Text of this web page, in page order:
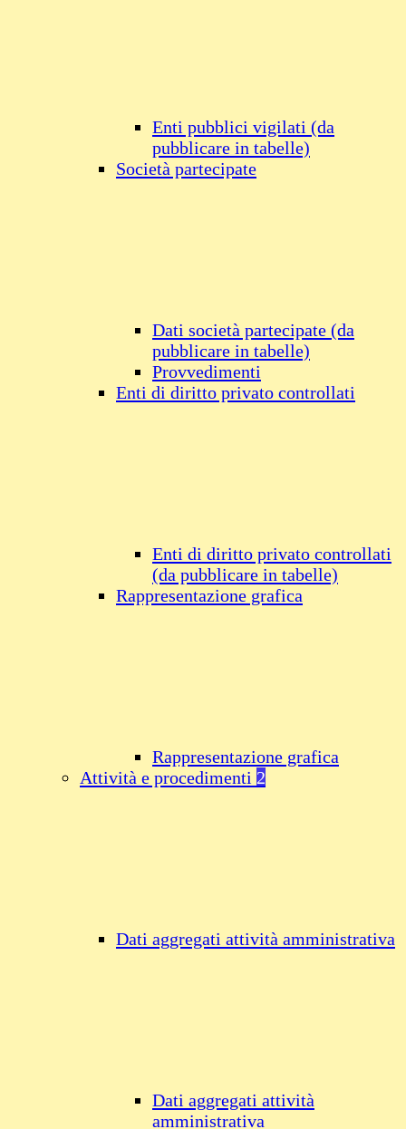
Enti pubblici vigilati (da
pubblicare in tabelle)
Società partecipate
Dati società partecipate (da
pubblicare in tabelle)
Provvedimenti
Enti di diritto privato controllati
Enti di diritto privato controllati
(da pubblicare in tabelle)
Rappresentazione grafica
Rappresentazione grafica
Attività e procedimenti 2
Dati aggregati attività amministrativa
Dati aggregati attività
amministrativa